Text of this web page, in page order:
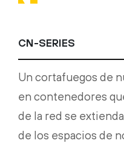
CN-SERIES
Un cortafuegos de
en contenedores
de la red se
de los espacios de